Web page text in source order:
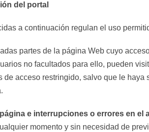
del portal
a continuación regulan el uso
partes de la página Web cuyo
no facultados para ello, pueden
de acceso restringido, salvo que le
e interrupciones o errores en el
momento y sin necesidad de